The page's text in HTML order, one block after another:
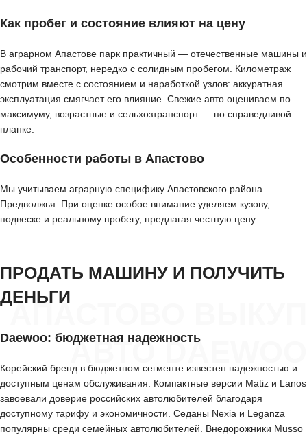
Как пробег и состояние влияют на цену
В аграрном Апастове парк практичный — отечественные машины и
рабочий транспорт, нередко с солидным пробегом. Километраж
смотрим вместе с состоянием и наработкой узлов: аккуратная
эксплуатация смягчает его влияние. Свежие авто оцениваем по
максимуму, возрастные и сельхозтранспорт — по справедливой
планке.
Особенности работы в Апастово
Мы учитываем аграрную специфику Апастовского района
Предволжья. При оценке особое внимание уделяем кузову,
подвеске и реальному пробегу, предлагая честную цену.
АПАСТОВО ВЫКУП
АВТО DAEWOO
ПРОДАТЬ МАШИНУ И ПОЛУЧИТЬ
ДЕНЬГИ
Daewoo: бюджетная надежность
Корейский бренд в бюджетном сегменте известен надежностью и
доступным ценам обслуживания. Компактные версии Matiz и Lanos
завоевали доверие российских автолюбителей благодаря
доступному тарифу и экономичности. Седаны Nexia и Leganza
популярны среди семейных автолюбителей. Внедорожники Musso